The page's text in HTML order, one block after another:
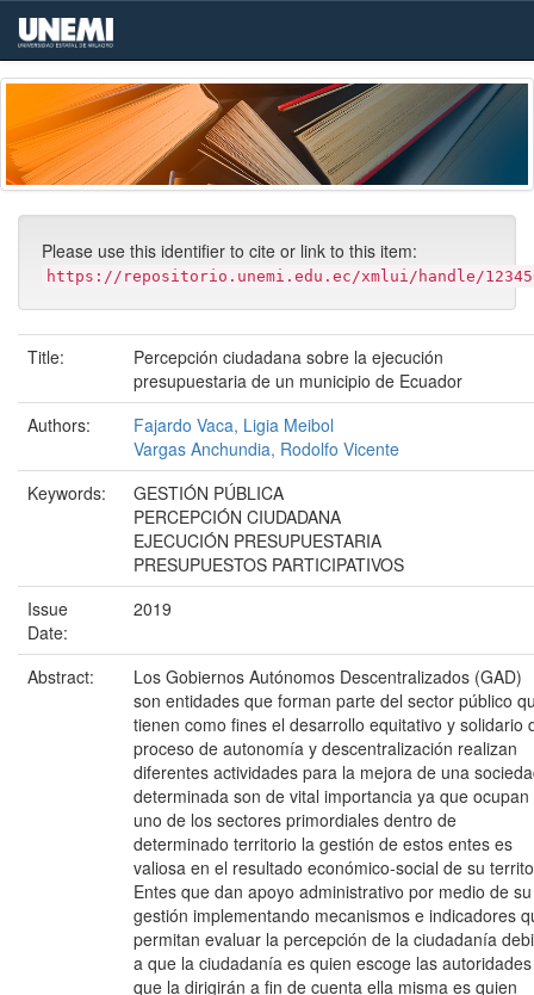
Skip
navigation
Please use this identifier to cite or link to this item:
https://repositorio.unemi.edu.ec/xmlui/handle/
Title:
Percepción ciudadana sobre la ejecución
presupuestaria de un municipio de Ecuador
Authors:
Fajardo Vaca, Ligia Meibol
Vargas Anchundia, Rodolfo Vicente
Keywords:
GESTIÓN PÚBLICA
PERCEPCIÓN CIUDADANA
EJECUCIÓN PRESUPUESTARIA
PRESUPUESTOS PARTICIPATIVOS
Issue
Date:
2019
Abstract:
Los Gobiernos Autónomos Descentralizados (GAD)
son entidades que forman parte del sector público
tienen como fines el desarrollo equitativo y solidario
proceso de autonomía y descentralización realizan
diferentes actividades para la mejora de una
determinada son de vital importancia ya que ocupan
uno de los sectores primordiales dentro de
determinado territorio la gestión de estos entes es
valiosa en el resultado económico-social de su
Entes que dan apoyo administrativo por medio de su
gestión implementando mecanismos e indicadores
permitan evaluar la percepción de la ciudadanía
a que la ciudadanía es quien escoge las autoridades
que la dirigirán a fin de cuenta ella misma es quien